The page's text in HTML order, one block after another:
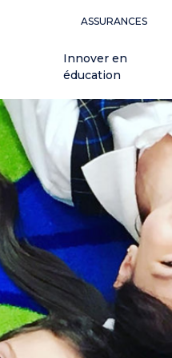
ASSURANCES
Innover en
éducation